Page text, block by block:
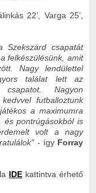
22’, Varga 25’,
Szekszárd csapatát
felkészülésünk, amit
Nagy lendülettel
találat lett az
Nagyon
futballoztunk
a maximumra
és pontrúgásokból is
volt a nagy
- így Forray
IDE kattintva érhető